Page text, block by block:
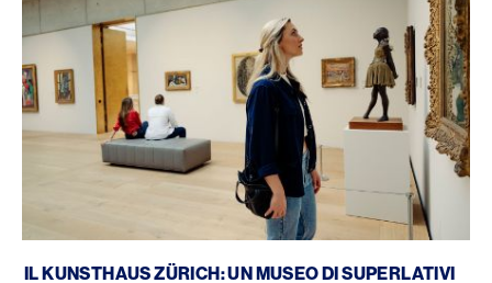
IL KUNSTHAUS ZÜRICH: UN MUSEO DI SUPERLATIVI